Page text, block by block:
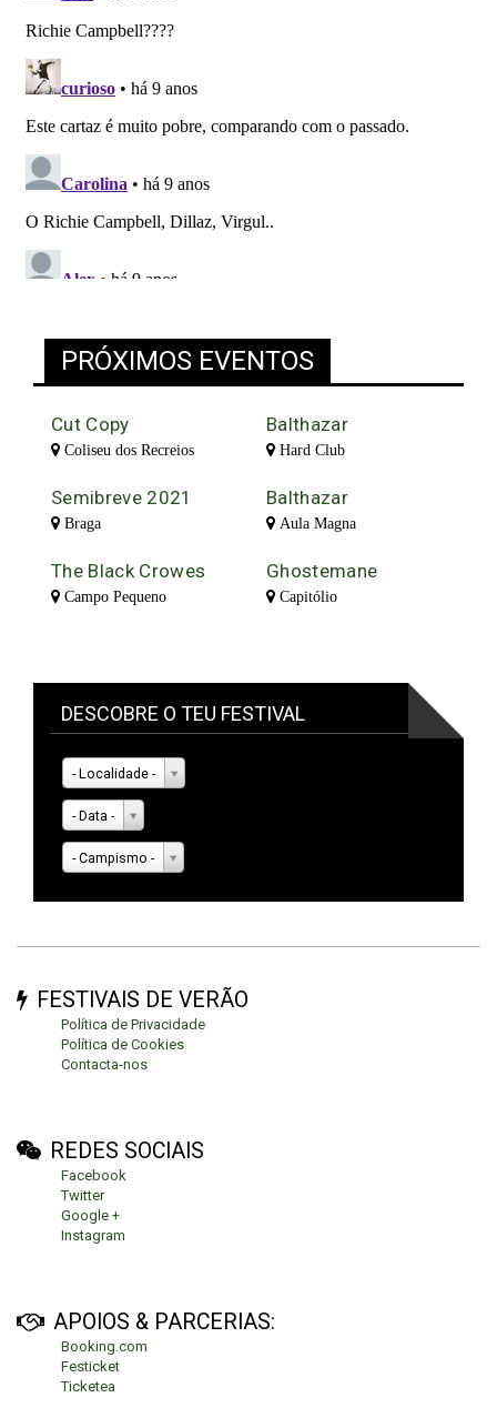
PRÓXIMOS EVENTOS
Cut Copy
Coliseu dos Recreios
Balthazar
Hard Club
Semibreve 2021
Braga
Balthazar
Aula Magna
The Black Crowes
Campo Pequeno
Ghostemane
Capitólio
DESCOBRE O TEU FESTIVAL
- Localidade -
- Data -
- Campismo -
FESTIVAIS DE VERÃO
Política de Privacidade
Política de Cookies
Contacta-nos
REDES SOCIAIS
Facebook
Twitter
Google +
Instagram
APOIOS & PARCERIAS:
Booking.com
Festicket
Ticketea